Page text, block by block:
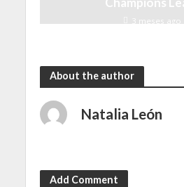
3 meses ago
About the author
Natalia León
Add Comment